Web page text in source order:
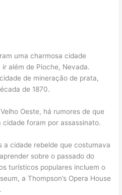
uma charmosa cidade
além de Pioche, Nevada.
de mineração de prata,
de 1870.
Oeste, há rumores de que
foram por assassinato.
a cidade rebelde que costumava
sobre o passado do
turísticos populares incluem o
a Thompson’s Opera House